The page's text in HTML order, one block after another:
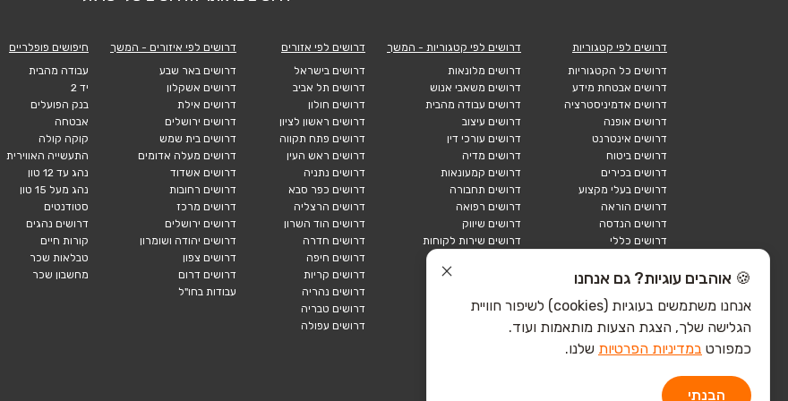
דרושים לפי קטגוריות
דרושים כל הקטגוריות
דרושים אבטחת מידע
דרושים אדמיניסטרציה
דרושים אופנה
דרושים אינטרנט
דרושים ביטוח
דרושים בכירים
דרושים בעלי מקצוע
דרושים הוראה
דרושים הנדסה
דרושים כללי
דרושים לוגיסטיקה
דרושים מכירות
הייטק חומרה
דרושים לפי קטגוריות - המשך
דרושים מלונאות
דרושים משאבי אנוש
דרושים עבודה מהבית
דרושים עיצוב
דרושים עורכי דין
דרושים מדיה
דרושים קמעונאות
דרושים תחבורה
דרושים רפואה
דרושים שיווק
דרושים שירות לקוחות
הייטק כללי
הייטק תוכנה
דרושים לפי אזורים
דרושים בישראל
דרושים תל אביב
דרושים חולון
דרושים ראשון לציון
דרושים פתח תקווה
דרושים ראש העין
דרושים נתניה
דרושים כפר סבא
דרושים הרצליה
דרושים הוד השרון
דרושים חדרה
דרושים חיפה
דרושים קריות
דרושים נהריה
דרושים טבריה
דרושים עפולה
דרושים לפי איזורים - המשך
דרושים באר שבע
דרושים אשקלון
דרושים אילת
דרושים ירושלים
דרושים בית שמש
דרושים מעלה אדומים
דרושים אשדוד
דרושים רחובות
דרושים מרכז
דרושים ירושלים
דרושים יהודה ושומרון
דרושים צפון
דרושים דרום
עבודות בחו"ל
חיפושים פופלריים
עבודה מהבית
יד 2
בנק הפועלים
אבטחה
קוקה קולה
התעשייה האווירית
נהג עד 12 טון
נהג מעל 15 טון
סטודנטים
דרושים נהגים
קורות חיים
טבלאות שכר
מחשבון שכר
🍪 אוהבים עוגיות? גם אנחנו
אנחנו משתמשים בעוגיות (cookies) לשיפור חוויית
הגלישה שלך, הצגת הצעות מותאמות ועוד.
כמפורט במדיניות הפרטיות שלנו.
הבנתי